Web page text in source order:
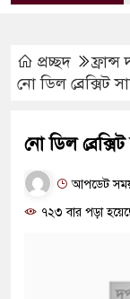
প্রচ্ছদ ফ্রান্স
নো ডিল ব্রেক্সিট
নো ডিল ব্রেক্সিট
আপডেট সময়
৭২৩ বার পড়া